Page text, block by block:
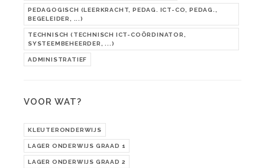
PEDAGOGISCH (LEERKRACHT, PEDAG. ICT-CO, PEDAG.,
BEGELEIDER, ...)
TECHNISCH (TECHNISCH ICT-COÖRDINATOR,
SYSTEEMBEHEERDER, ...)
ADMINISTRATIEF
VOOR WAT?
KLEUTERONDERWIJS
LAGER ONDERWIJS GRAAD 1
LAGER ONDERWIJS GRAAD 2